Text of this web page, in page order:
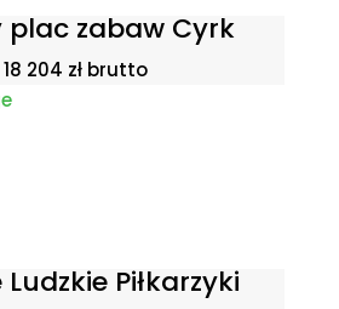
zabaw Cyrk
18 204 złbrutto
Piłkarzyki